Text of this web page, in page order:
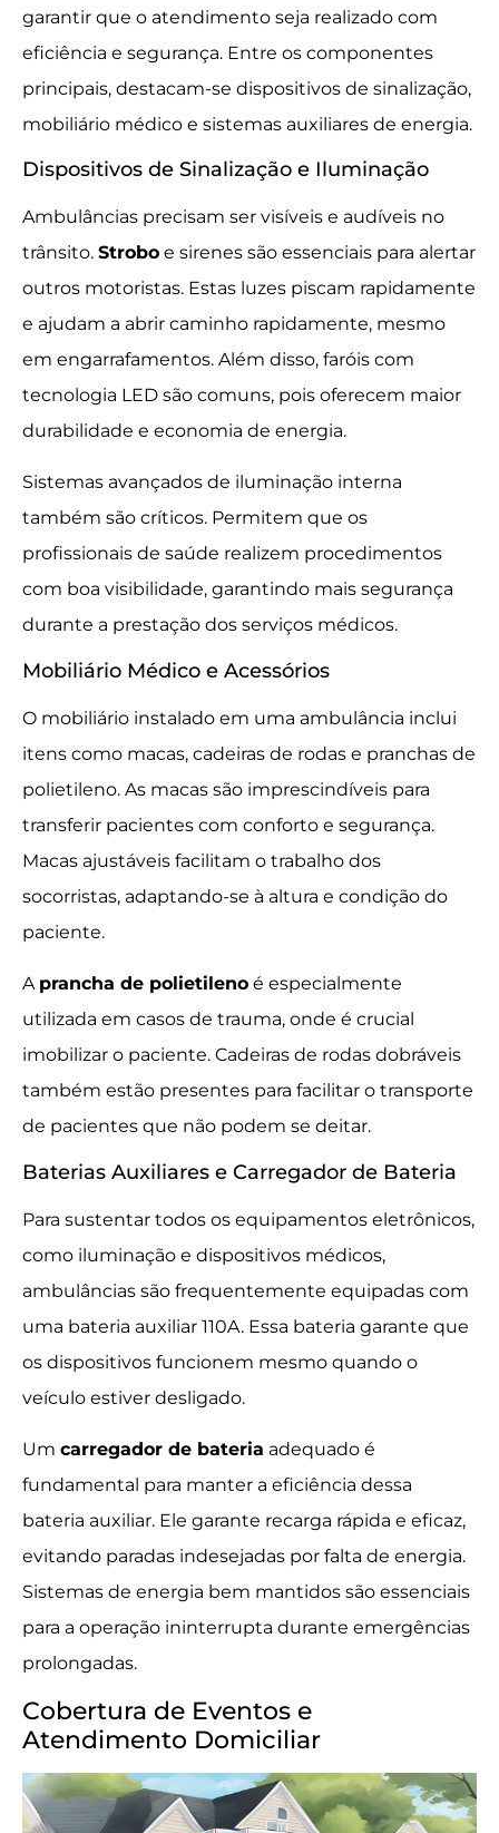
garantir que o atendimento seja realizado com
eficiência e segurança. Entre os componentes
principais, destacam-se dispositivos de sinalização,
mobiliário médico e sistemas auxiliares de energia.
Dispositivos de Sinalização e Iluminação
Ambulâncias precisam ser visíveis e audíveis no
trânsito. Strobo e sirenes são essenciais para alertar
outros motoristas. Estas luzes piscam rapidamente
e ajudam a abrir caminho rapidamente, mesmo
em engarrafamentos. Além disso, faróis com
tecnologia LED são comuns, pois oferecem maior
durabilidade e economia de energia.
Sistemas avançados de iluminação interna
também são críticos. Permitem que os
profissionais de saúde realizem procedimentos
com boa visibilidade, garantindo mais segurança
durante a prestação dos serviços médicos.
Mobiliário Médico e Acessórios
O mobiliário instalado em uma ambulância inclui
itens como macas, cadeiras de rodas e pranchas de
polietileno. As macas são imprescindíveis para
transferir pacientes com conforto e segurança.
Macas ajustáveis facilitam o trabalho dos
socorristas, adaptando-se à altura e condição do
paciente.
A prancha de polietileno é especialmente
utilizada em casos de trauma, onde é crucial
imobilizar o paciente. Cadeiras de rodas dobráveis
também estão presentes para facilitar o transporte
de pacientes que não podem se deitar.
Baterias Auxiliares e Carregador de Bateria
Para sustentar todos os equipamentos eletrônicos,
como iluminação e dispositivos médicos,
ambulâncias são frequentemente equipadas com
uma bateria auxiliar 110A. Essa bateria garante que
os dispositivos funcionem mesmo quando o
veículo estiver desligado.
Um carregador de bateria adequado é
fundamental para manter a eficiência dessa
bateria auxiliar. Ele garante recarga rápida e eficaz,
evitando paradas indesejadas por falta de energia.
Sistemas de energia bem mantidos são essenciais
para a operação ininterrupta durante emergências
prolongadas.
Cobertura de Eventos e
Atendimento Domiciliar